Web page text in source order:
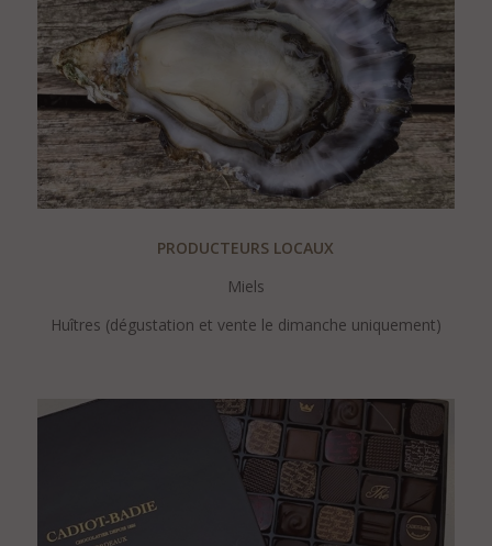
PRODUCTEURS LOCAUX
Miels
Huîtres (dégustation et vente le dimanche uniquement)